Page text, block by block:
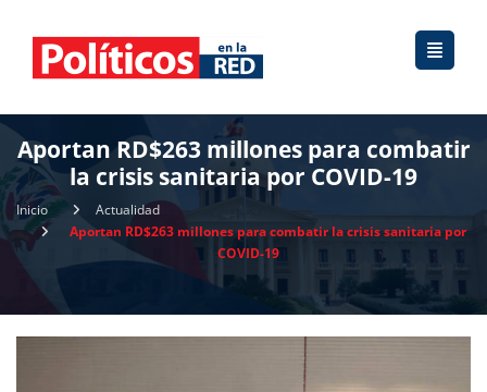
Aportan RD$263 millones para combatir
la crisis sanitaria por COVID-19
Inicio
Actualidad
Aportan RD$263 millones para combatir la crisis sanitaria por
COVID-19